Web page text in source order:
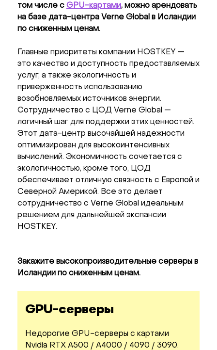
том числе с GPU-картами, можно арендовать
на базе дата-центра Verne Global в Исландии
по сниженным ценам.
Главные приоритеты компании HOSTKEY —
это качество и доступность предоставляемых
услуг, а также экологичность и
приверженность использованию
возобновляемых источников энергии.
Сотрудничество с ЦОД Verne Global —
логичный шаг для поддержки этих ценностей.
Этот дата-центр высочайшей надежности
оптимизирован для высокоинтенсивных
вычислений. Экономичность сочетается с
экологичностью, кроме того, ЦОД
обеспечивает отличную связность с Европой и
Северной Америкой. Все это делает
сотрудничество с Verne Global идеальным
решением для дальнейшей экспансии
HOSTKEY.
Закажите высокопроизводительные серверы в
Исландии по сниженным ценам.
GPU-серверы
Недорогие GPU-серверы с картами
Nvidia RTX A500 / A4000 / 4090 / 3090.